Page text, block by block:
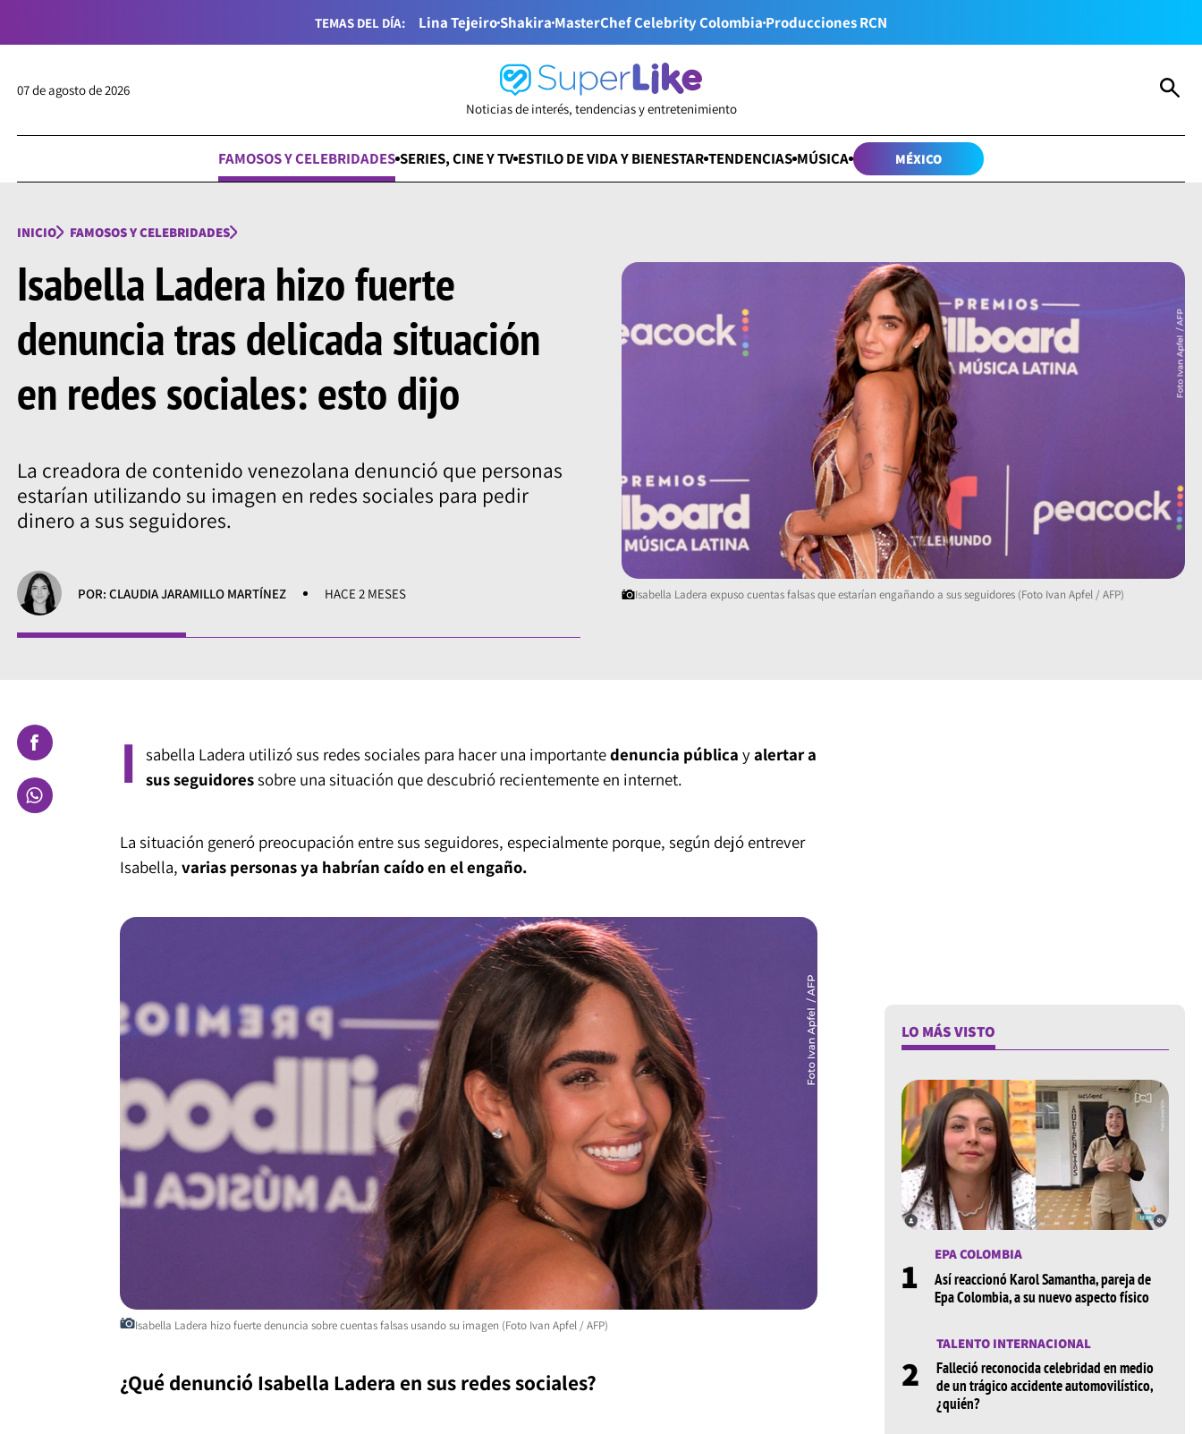
TEMAS DEL DÍA: Lina TejeiroShakiraMasterChef Celebrity ColombiaProducciones RCN
07 de agosto de 2026
Noticias de interés, tendencias y entretenimiento
FAMOSOS Y CELEBRIDADES SERIES, CINE Y TV ESTILO DE VIDA Y BIENESTAR TENDENCIAS MÚSICA MÉXICO
INICIO FAMOSOS Y CELEBRIDADES
Isabella Ladera hizo fuerte
denuncia tras delicada situación
en redes sociales: esto dijo
La creadora de contenido venezolana denunció que personas
estarían utilizando su imagen en redes sociales para pedir
dinero a sus seguidores.
POR: CLAUDIA JARAMILLO MARTÍNEZ HACE 2 MESES Isabella Ladera expuso cuentas falsas que estarían engañando a sus seguidores (Foto Ivan Apfel / AFP)
I sabella Ladera utilizó sus redes sociales para hacer una importantedenuncia pública yalertara
sus seguidoressobre una situación que descubrió recientemente en internet.
La situación generó preocupación entre sus seguidores, especialmente porque, según dejó entrever
Isabella, varias personas ya habrían caído en el engaño.
Isabella Ladera hizo fuerte denuncia sobre cuentas falsas usando su imagen (Foto Ivan Apfel / AFP)
¿Qué denunció Isabella Ladera en sus redes sociales?
LO MÁS VISTO
1
EPA COLOMBIA
Así reaccionó Karol Samantha, pareja de
Epa Colombia, a su nuevo aspecto físico
2
TALENTO INTERNACIONAL
Falleció reconocida celebridad en medio
de un trágico accidente automovilístico,
¿quién?